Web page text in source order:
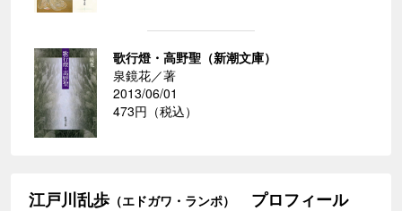
歌行燈・高野聖（新潮文庫）
泉鏡花／著
2013/06/01
473円（税込）
江戸川乱歩 （エドガワ・ランポ） プロフィール